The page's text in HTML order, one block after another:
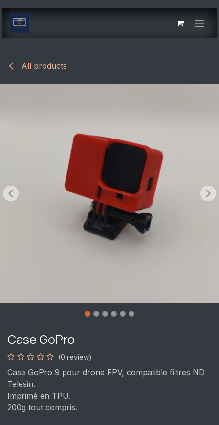
Skip to Content
All products
Case GoPro
(0 review)
Case GoPro 9 pour drone FPV, compatible filtres ND
Telesin.
Imprimé en TPU.
200g tout compris.